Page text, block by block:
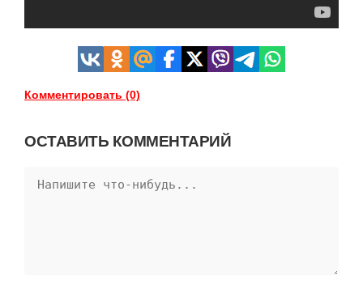
Комментировать (0)
ОСТАВИТЬ КОММЕНТАРИЙ